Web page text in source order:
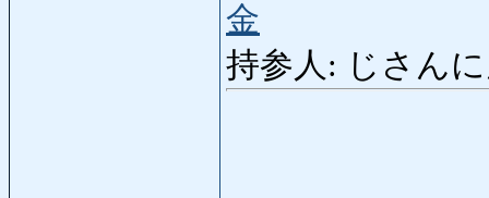
金
持参人: じさんに